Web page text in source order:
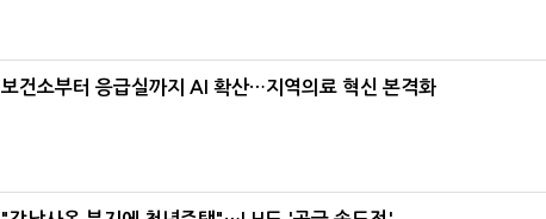
보건소부터 응급실까지 AI 확산…지역의료 혁신 본격화